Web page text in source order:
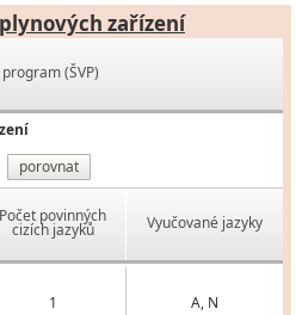
zařízení
(ŠVP)
porovnat
Počet povinných
cizích jazyků Vyučované jazyky
1 A, N